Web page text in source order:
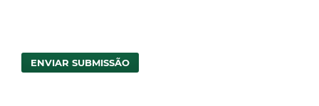
ENVIAR SUBMISSÃO